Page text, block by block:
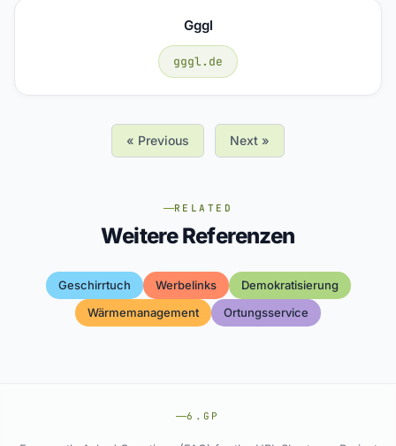
Gggl
gggl.de
« Previous Next »
RELATED
Weitere Referenzen
Geschirrtuch Werbelinks
Demokratisierung
Wärmemanagement
Ortungsservice
6.GP